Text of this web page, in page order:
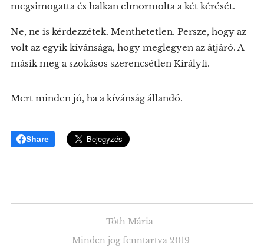
megsimogatta és halkan elmormolta a két kérését.
Ne, ne is kérdezzétek. Menthetetlen. Persze, hogy az
volt az egyik kívánsága, hogy meglegyen az átjáró. A
másik meg a szokásos szerencsétlen Királyfi.
Mert minden jó, ha a kívánság állandó.
Share
Tóth Mária
Minden jog fenntartva 2019